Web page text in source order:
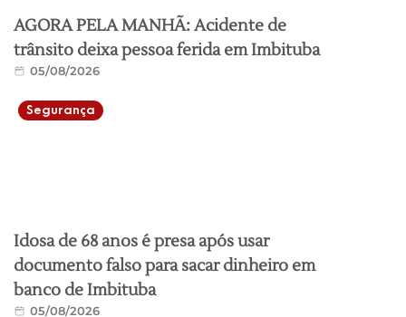
AGORA PELA MANHÃ: Acidente de
trânsito deixa pessoa ferida em Imbituba
05/08/2026
Segurança
Idosa de 68 anos é presa após usar
documento falso para sacar dinheiro em
banco de Imbituba
05/08/2026